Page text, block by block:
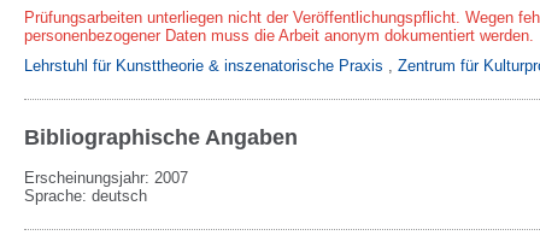
Prüfungsarbeiten unterliegen nicht der Veröffentlichungspflicht. Wegen
personenbezogener Daten muss die Arbeit anonym dokumentiert werden.
Lehrstuhl für Kunsttheorie & inszenatorische Praxis , Zentrum für
Bibliographische Angaben
Erscheinungsjahr: 2007
Sprache: deutsch